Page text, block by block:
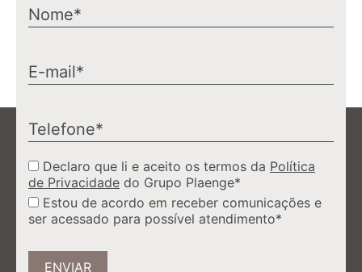
Declaro que li e aceito os termos da Política
de Privacidade do Grupo Plaenge*
Estou de acordo em receber comunicações e
ser acessado para possível atendimento*
ENVIAR